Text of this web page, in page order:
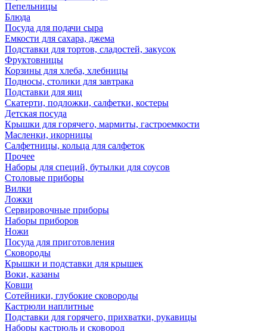
Пепельницы
Блюда
Посуда для подачи сыра
Емкости для сахара, джема
Подставки для тортов, сладостей, закусок
Фруктовницы
Корзины для хлеба, хлебницы
Подносы, столики для завтрака
Подставки для яиц
Скатерти, подложки, салфетки, костеры
Детская посуда
Крышки для горячего, мармиты, гастроемкости
Масленки, икорницы
Салфетницы, кольца для салфеток
Прочее
Наборы для специй, бутылки для соусов
Столовые приборы
Вилки
Ложки
Сервировочные приборы
Наборы приборов
Ножи
Посуда для приготовления
Сковороды
Крышки и подставки для крышек
Воки, казаны
Ковши
Сотейники, глубокие сковороды
Кастрюли наплитные
Подставки для горячего, прихватки, рукавицы
Наборы кастрюль и сковород